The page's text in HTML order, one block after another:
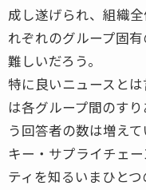
成し遂げられ、組織
れぞれのグループ固
難しいだろう。
特に良いニュースと
は各グループ間のす
う回答者の数は増えて
キー・サプライチェ
ティを知るいまひと